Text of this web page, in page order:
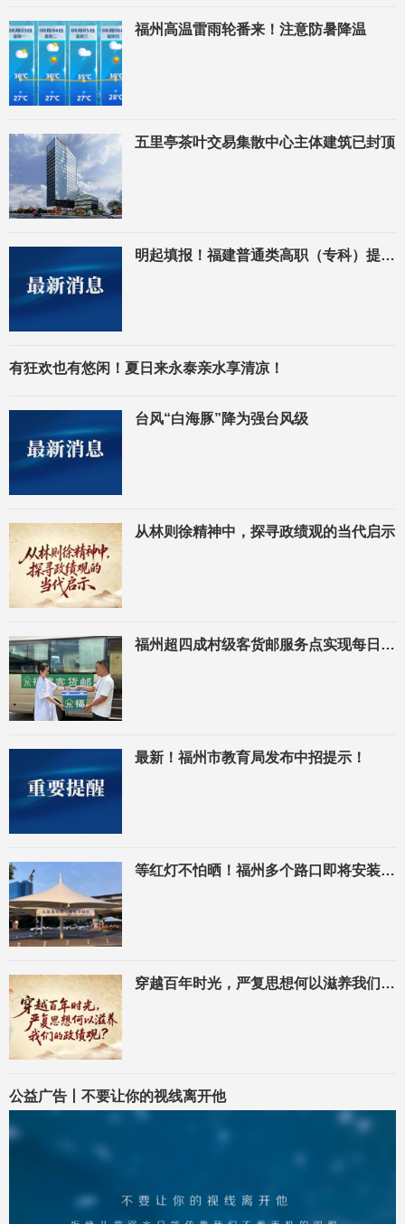
福州高温雷雨轮番来！注意防暑降温
五里亭茶叶交易集散中心主体建筑已封顶
明起填报！福建普通类高职（专科）提前批缺额计划发布
有狂欢也有悠闲！夏日来永泰亲水享清凉！
台风“白海豚”降为强台风级
从林则徐精神中，探寻政绩观的当代启示
福州超四成村级客货邮服务点实现每日配送
最新！福州市教育局发布中招提示！
等红灯不怕晒！福州多个路口即将安装巨型遮阳棚
穿越百年时光，严复思想何以滋养我们的政绩观？
公益广告丨不要让你的视线离开他